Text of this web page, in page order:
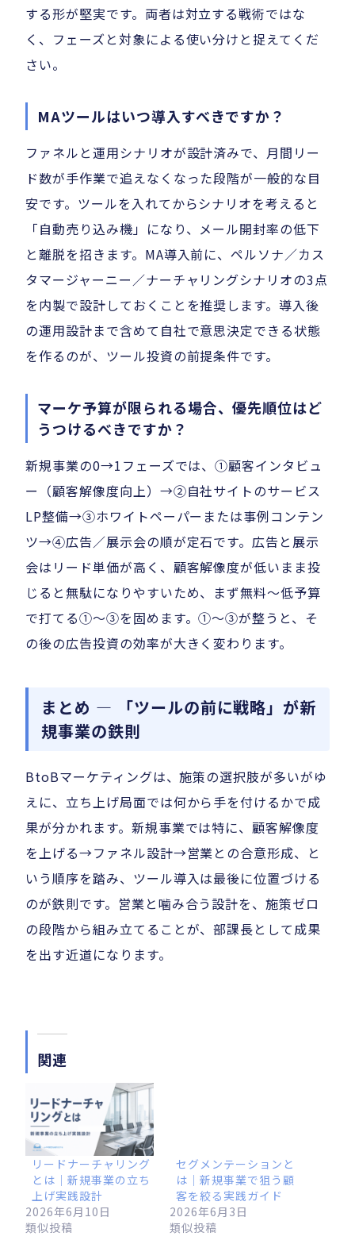
する形が堅実です。両者は対立する戦術ではな
く、フェーズと対象による使い分けと捉えてくだ
さい。
MAツールはいつ導入すべきですか？
ファネルと運用シナリオが設計済みで、月間リー
ド数が手作業で追えなくなった段階が一般的な目
安です。ツールを入れてからシナリオを考えると
「自動売り込み機」になり、メール開封率の低下
と離脱を招きます。MA導入前に、ペルソナ／カス
タマージャーニー／ナーチャリングシナリオの3点
を内製で設計しておくことを推奨します。導入後
の運用設計まで含めて自社で意思決定できる状態
を作るのが、ツール投資の前提条件です。
マーケ予算が限られる場合、優先順位はど
うつけるべきですか？
新規事業の0→1フェーズでは、①顧客インタビュ
ー（顧客解像度向上）→②自社サイトのサービス
LP整備→③ホワイトペーパーまたは事例コンテン
ツ→④広告／展示会の順が定石です。広告と展示
会はリード単価が高く、顧客解像度が低いまま投
じると無駄になりやすいため、まず無料〜低予算
で打てる①〜③を固めます。①〜③が整うと、そ
の後の広告投資の効率が大きく変わります。
まとめ — 「ツールの前に戦略」が新
規事業の鉄則
BtoBマーケティングは、施策の選択肢が多いがゆ
えに、立ち上げ局面では何から手を付けるかで成
果が分かれます。新規事業では特に、顧客解像度
を上げる→ファネル設計→営業との合意形成、と
いう順序を踏み、ツール導入は最後に位置づける
のが鉄則です。営業と噛み合う設計を、施策ゼロ
の段階から組み立てることが、部課長として成果
を出す近道になります。
関連
リードナーチャリング
とは｜新規事業の立ち
上げ実践設計
2026年6月10日
類似投稿
セグメンテーションと
は｜新規事業で狙う顧
客を絞る実践ガイド
2026年6月3日
類似投稿